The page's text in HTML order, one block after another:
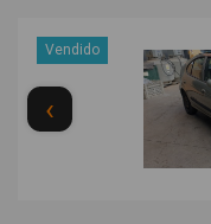
Vendido
‹